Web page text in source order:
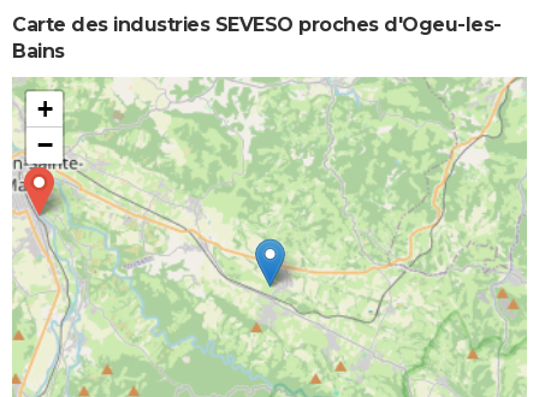
Carte des industries SEVESO proches d'Ogeu-les-
Bains
+
−